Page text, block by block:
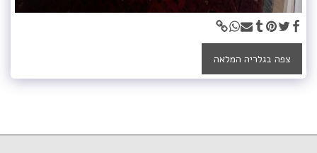
צפה בגלריה המלאה